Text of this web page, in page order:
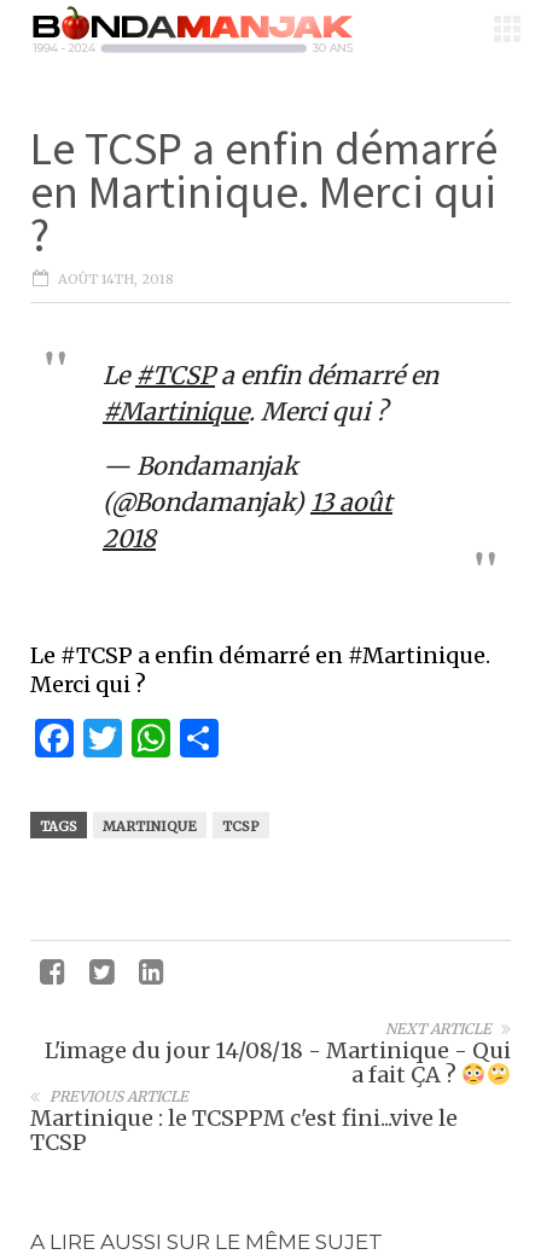
Le TCSP a enfin démarré
en Martinique. Merci qui
?
AOÛT 14TH, 2018
Le #TCSPa enfin démarré en
#Martinique. Merci qui ?
— Bondamanjak
(@Bondamanjak) 13 août
2018
Le #TCSP a enfin démarré en #Martinique.
Merci qui ?
Facebook
Twitter
WhatsApp
TAGS MARTINIQUE TCSP
NEXT ARTICLE
L'image du jour 14/08/18 - Martinique - Qui
a fait ÇA ?
PREVIOUS ARTICLE
Martinique : le TCSPPM c'est fini...vive le
TCSP
A LIRE AUSSI SUR LE MÊME SUJET